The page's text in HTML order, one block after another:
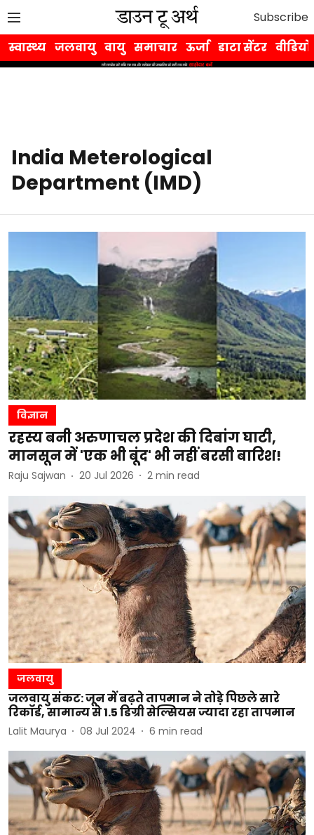
Subscribe
स्वास्थ्य जलवायु वायु समाचार ऊर्जा डाटा सेंटर वीडियो
India Meterological
Department (IMD)
विज्ञान
रहस्य बनी अरुणाचल प्रदेश की दिबांग घाटी,
मानसून में 'एक भी बूंद' भी नहीं बरसी बारिश!
Raju Sajwan 20 Jul 2026 2 min read
जलवायु
जलवायु संकट: जून में बढ़ते तापमान ने तोड़े पिछले सारे
रिकॉर्ड, सामान्य से 1.5 डिग्री सेल्सियस ज्यादा रहा तापमान
Lalit Maurya 08 Jul 2024 6 min read